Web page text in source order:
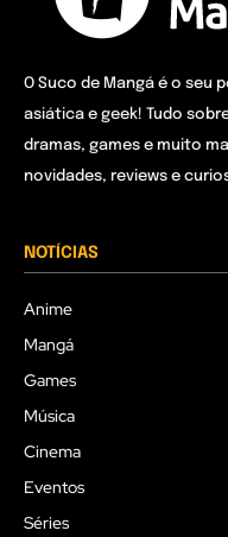
O Suco de Mangá é o
asiática e geek! Tudo
dramas, games e muito
novidades, reviews e
NOTÍCIAS
Anime
Mangá
Games
Música
Cinema
Eventos
Séries